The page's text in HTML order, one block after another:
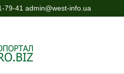
79-41 admin@west-info.ua